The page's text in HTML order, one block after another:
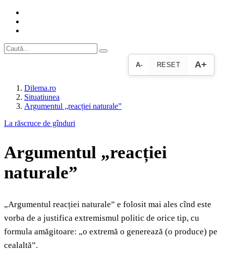
A- RESET A+
Dilema.ro
Situatiunea
Argumentul „reacției naturale”
La răscruce de gînduri
Argumentul „reacției
naturale”
„Argumentul reacției naturale” e folosit mai ales cînd este
vorba de a justifica extremismul politic de orice tip, cu
formula amăgitoare: „o extremă o generează (o produce) pe
cealaltă”.